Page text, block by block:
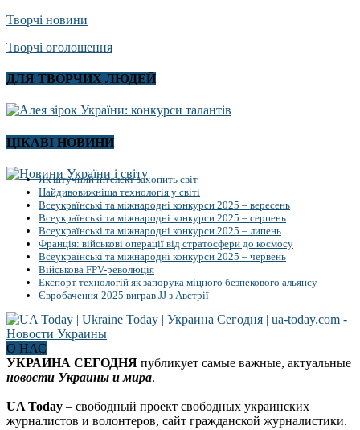
Творчі новини
Творчі оголошення
ДЛЯ ТВОРЧИХ ЛЮДЕЙ
ЦІКАВІ НОВИНИ
Як штучний інтелект захопить світ
Найдивовижніша технологія у світі
Всеукраїнські та міжнародні конкурси 2025 – вересень
Всеукраїнські та міжнародні конкурси 2025 – серпень
Всеукраїнські та міжнародні конкурси 2025 – липень
Франція: військові операції від стратосфери до космосу
Всеукраїнські та міжнародні конкурси 2025 – червень
Військова FPV-революція
Експорт технологій як запорука міцного безпекового альянсу
Євробачення-2025 виграв JJ з Австрії
О НАС
УКРАИНА СЕГОДНЯ публикует самые важные, актуальные
новости Украины и мира.
UA Today – свободный проект свободных украинских
журналистов и волонтеров, сайт гражданской журналистики.